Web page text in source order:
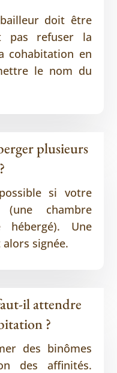
doit être
pas refuser la
cohabitation en
le nom du
plusieurs
si votre
chambre
hébergé). Une
signée.
il attendre
?
des binômes
des affinités.